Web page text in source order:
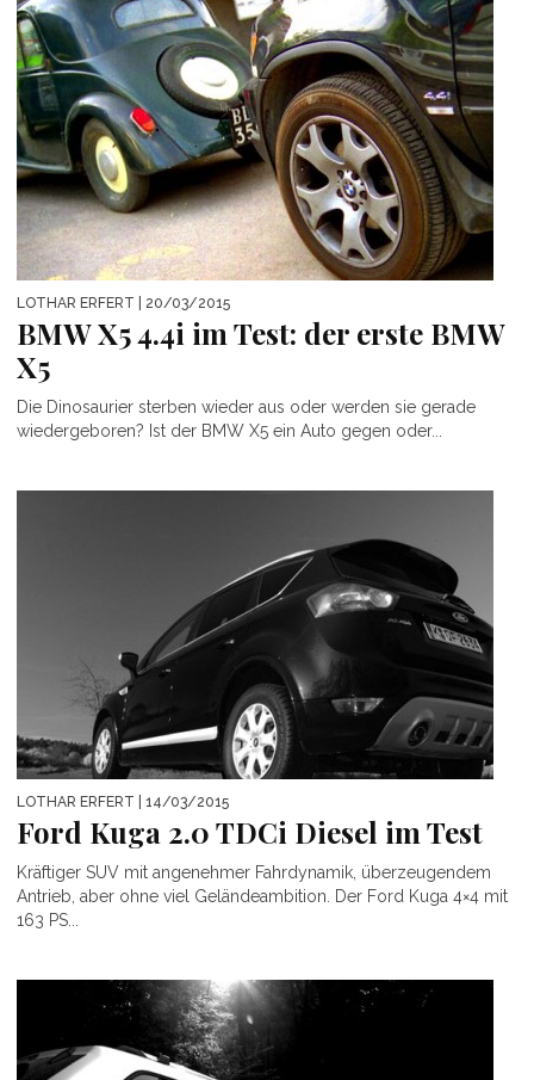
LOTHAR ERFERT | 20/03/2015
BMW X5 4.4i im Test: der erste BMW
X5
Die Dinosaurier sterben wieder aus oder werden sie gerade
wiedergeboren? Ist der BMW X5 ein Auto gegen oder...
LOTHAR ERFERT | 14/03/2015
Ford Kuga 2.0 TDCi Diesel im Test
Kräftiger SUV mit angenehmer Fahrdynamik, überzeugendem
Antrieb, aber ohne viel Geländeambition. Der Ford Kuga 4×4 mit
163 PS...